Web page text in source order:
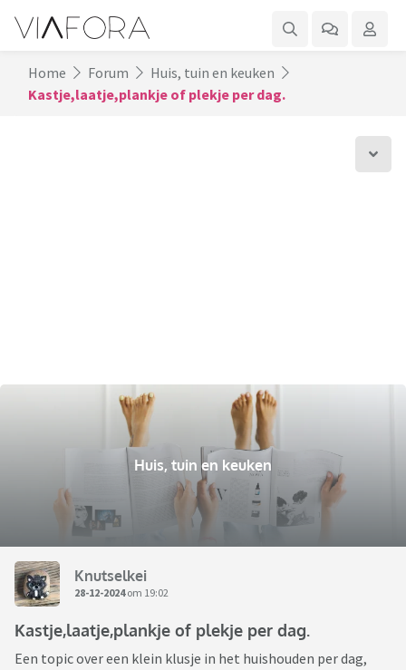
Home Forum
Huis, tuin en keuken
Kastje,laatje,plankje of plekje per dag.
Huis, tuin en keuken
Knutselkei
28-12-2024om 19:02
Kastje,laatje,plankje of plekje per dag.
Een topic over een klein klusje in het huishouden per dag,